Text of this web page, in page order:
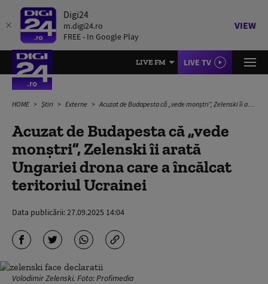
Digi24
m.digi24.ro
FREE - In Google Play
VIEW
LIVE FM LIVE TV
HOME Știri Externe Acuzat de Budapesta că „vede monștri”, Zelenski îi arată Ungariei drona care a încălcat teritoriul Ucrainei
Acuzat de Budapesta că „vede
monștri”, Zelenski îi arată
Ungariei drona care a încălcat
teritoriul Ucrainei
Data publicării:27.09.2025 14:04
Volodimir Zelenski. Foto: Profimedia